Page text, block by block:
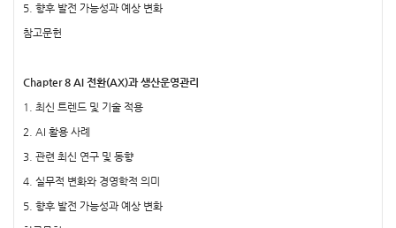
5. 향후 발전 가능성과 예상 변화
참고문헌
Chapter 8 AI 전환(AX)과 생산운영관리
1. 최신 트렌드 및 기술 적용
2. AI 활용 사례
3. 관련 최신 연구 및 동향
4. 실무적 변화와 경영학적 의미
5. 향후 발전 가능성과 예상 변화